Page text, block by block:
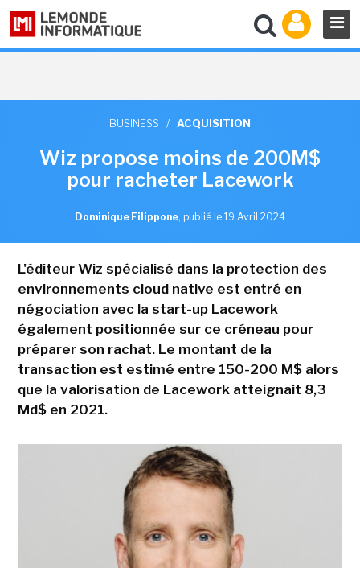
BUSINESS / ACQUISITION
Wiz propose moins de 200M$
pour racheter Lacework
Dominique Filippone, publié le 19 Avril 2024
L'éditeur Wiz spécialisé dans la protection des
environnements cloud native est entré en
négociation avec la start-up Lacework
également positionnée sur ce créneau pour
préparer son rachat. Le montant de la
transaction est estimé entre 150-200 M$ alors
que la valorisation de Lacework atteignait 8,3
Md$ en 2021.